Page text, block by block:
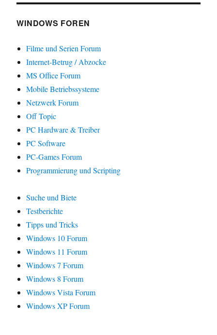
WINDOWS FOREN
Filme und Serien Forum
Internet-Betrug / Abzocke
MS Office Forum
Mobile Betriebssysteme
Netzwerk Forum
Off Topic
PC Hardware & Treiber
PC Software
PC-Games Forum
Programmierung und Scripting
Suche und Biete
Testberichte
Tipps und Tricks
Windows 10 Forum
Windows 11 Forum
Windows 7 Forum
Windows 8 Forum
Windows Vista Forum
Windows XP Forum